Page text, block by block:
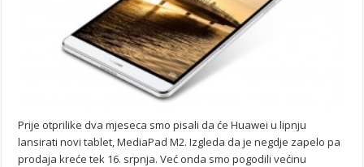
Prije otprilike dva mjeseca smo pisali da će Huawei u lipnju
lansirati novi tablet, MediaPad M2. Izgleda da je negdje zapelo pa
prodaja kreće tek 16. srpnja. Već onda smo pogodili većinu